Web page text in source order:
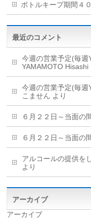
ボトルキープ期間４
最近のコメント
今週の営業予定(毎週
YAMAMOTO Hisashi
今週の営業予定(毎週
こません より
６月２２日～当面の
６月２２日～当面の
アルコールの提供を
より
アーカイブ
アーカイブ